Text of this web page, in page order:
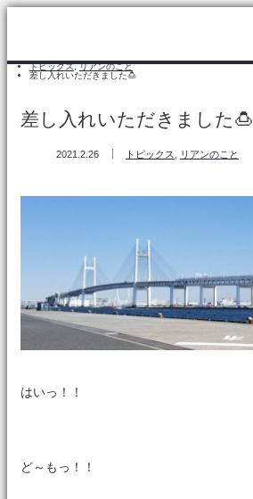
トピックス, リアンのこと
差し入れいただきました🍮
差し入れいただきました🍮
2021.2.26 トピックス リアンのこと
はいっ！！
ど～もっ！！